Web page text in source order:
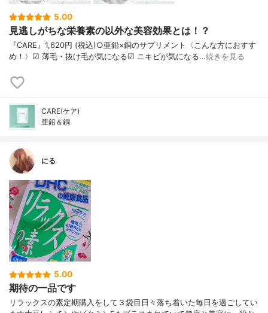
5.00
見逃しがちな栄養素の以外な美容効果とは！？
『CARE』1,620円 (税込)○亜鉛×銅のサプリメント〈こんな方におすす
め！〉︎︎︎︎︎︎☑︎ 薄毛・抜け毛が気になる︎︎︎︎︎︎☑︎ ニキビが気になる︎︎…続きを見る
CARE(ケア)
亜鉛＆銅
にる
5.00
期待の一品です
リラックスの素定期購入をして３袋目日々落ち着いた毎日を過ごしてい